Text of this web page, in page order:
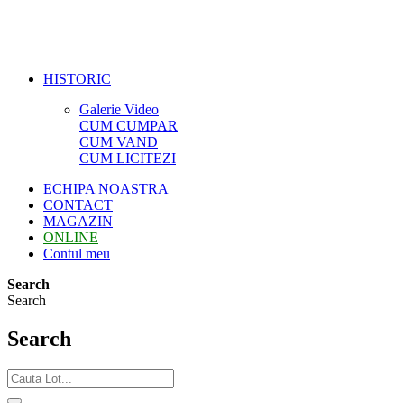
HISTORIC
Galerie Video
CUM CUMPAR
CUM VAND
CUM LICITEZI
ECHIPA NOASTRA
CONTACT
MAGAZIN
ONLINE
Contul meu
Search
Search
Search